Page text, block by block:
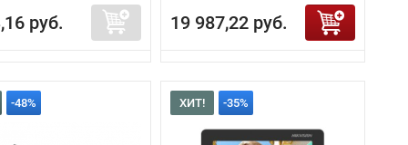
руб. 19 987,22 руб.
-48% ХИТ! -35%